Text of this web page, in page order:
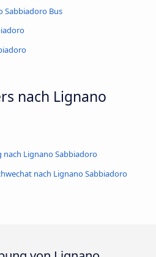
Sabbiadoro Bus
nach Lignano
nach Lignano Sabbiadoro
nach Lignano Sabbiadoro